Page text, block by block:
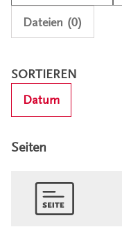
Dateien (0)
SORTIEREN
Datum
Seiten